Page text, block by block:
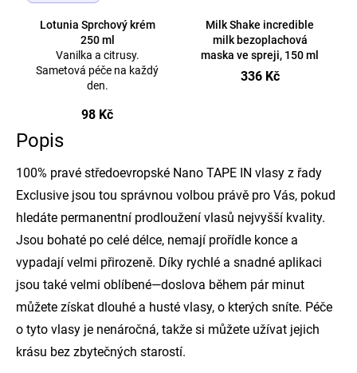
Lotunia Sprchový krém
250 ml
Vanilka a citrusy.
Sametová péče na každý
den.
98 Kč
Milk Shake incredible
milk bezoplachová
maska ve spreji, 150 ml
336 Kč
Popis
100% pravé středoevropské Nano TAPE IN vlasy z řady
Exclusive jsou tou správnou volbou právě pro Vás, pokud
hledáte permanentní prodloužení vlasů nejvyšší kvality.
Jsou bohaté po celé délce, nemají prořídle konce a
vypadají velmi přirozeně. Díky rychlé a snadné aplikaci
jsou také velmi oblíbené—doslova během pár minut
můžete získat dlouhé a husté vlasy, o kterých sníte. Péče
o tyto vlasy je nenáročná, takže si můžete užívat jejich
krásu bez zbytečných starostí.